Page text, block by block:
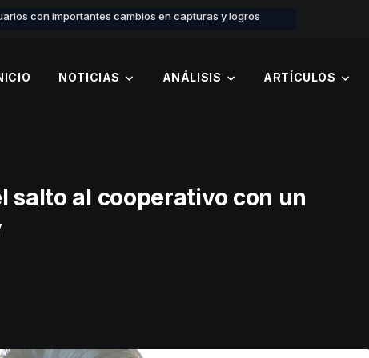
con importantes cambios en capturas y logros
NOTICIAS ANÁLISIS ARTÍCULOS
salto al cooperativo con un